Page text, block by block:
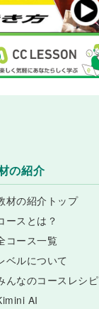
の紹介
材の紹介トップ
ースとは？
コース一覧
ベルについて
んなのコースレシピ
AI